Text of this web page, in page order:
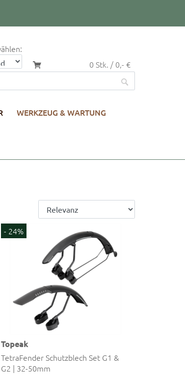
0 Stk. / 0,- €
WERKZEUG & WARTUNG
- 24%
Topeak
TetraFender Schutzblech Set G1 &
G2 | 32-50mm